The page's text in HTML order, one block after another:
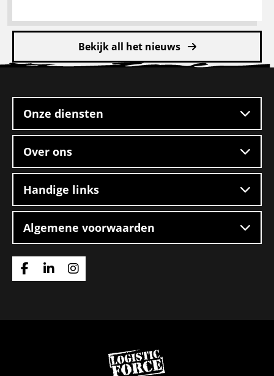
Bekijk all het nieuws
footer
Onze diensten
Over ons
Handige links
Algemene voorwaarden
Ga
Ga
Ga
Ga
naar